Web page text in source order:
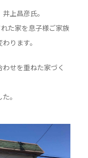
上昌彦氏。
た家を息子様ご家族
ります。
せを重ねた家づく
。